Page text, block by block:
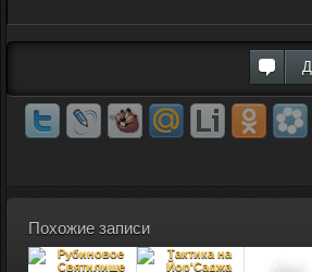
Похожие записи